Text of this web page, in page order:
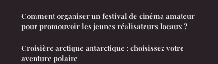
Comment organiser un festival de cinéma amateur
pour promouvoir les jeunes réalisateurs locaux ?
Croisière arctique antarctique : choisissez votre
aventure polaire